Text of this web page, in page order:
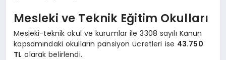
Mesleki ve Teknik Eğitim Okulları
Mesleki-teknik okul ve kurumlar ile 3308 sayılı Kanun
kapsamındaki okulların pansiyon ücretleri ise 43.750
TL olarak belirlendi.